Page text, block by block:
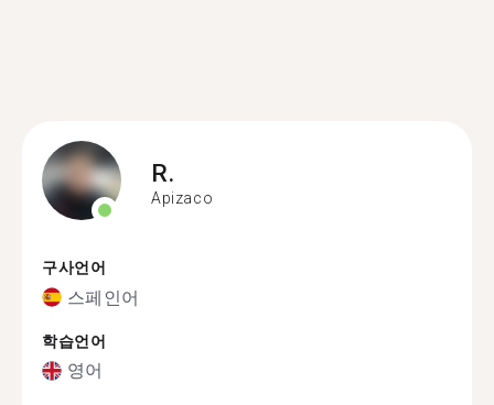
R.
Apizaco
구사언어
스페인어
학습언어
영어